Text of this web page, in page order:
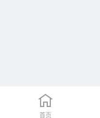
首页